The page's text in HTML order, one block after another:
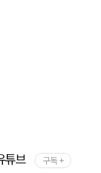
튜브 구독 +